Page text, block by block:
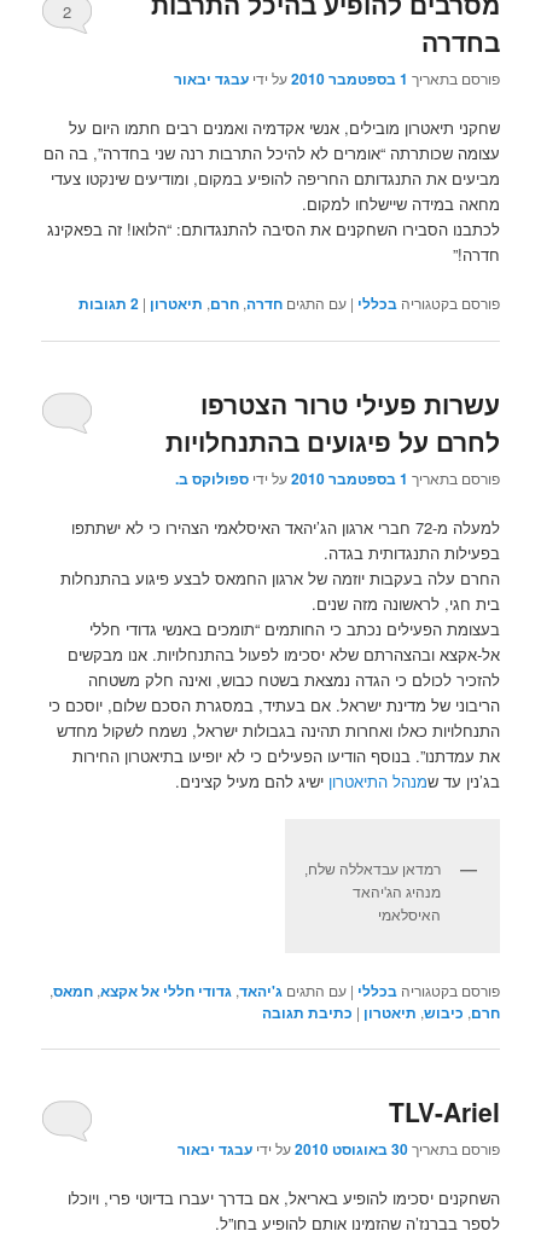
בחדרה
פורסם בתאריך 1 בספטמבר 2010 על ידיעבגד יבאור
2
שחקני תיאטרון מובילים, אנשי אקדמיה ואמנים רבים חתמו היום על
עצומה שכותרתה “אומרים לא להיכל התרבות רנה שני בחדרה”, בה הם
מביעים את התנגדותם החריפה להופיע במקום, ומודיעים שינקטו צעדי
מחאה במידה שיישלחו למקום.
לכתבנו הסבירו השחקנים את הסיבה להתנגדותם: “הלואו! זה בפאקינג
חדרה!”
פורסם בקטגוריה בכללי |עם התגים חדרה,חרם, תיאטרון |
2 תגובות
עשרות פעילי טרור הצטרפו
לחרם על פיגועים בהתנחלויות
פורסם בתאריך 1 בספטמבר 2010 על ידיספולוקס ב.
למעלה מ-72 חברי ארגון הג’יהאד האיסלאמי הצהירו כי לא ישתתפו
בפעילות התנגדותית בגדה.
החרם עלה בעקבות יוזמה של ארגון החמאס לבצע פיגוע בהתנחלות
בית חגי, לראשונה מזה שנים.
בעצומת הפעילים נכתב כי החותמים “תומכים באנשי גדודי חללי
אל-אקצא ובהצהרתם שלא יסכימו לפעול בהתנחלויות. אנו מבקשים
להזכיר לכולם כי הגדה נמצאת בשטח כבוש, ואינה חלק משטחה
הריבוני של מדינת ישראל. אם בעתיד, במסגרת הסכם שלום, יוסכם כי
התנחלויות כאלו ואחרות תהינה בגבולות ישראל, נשמח לשקול מחדש
את עמדתנו”. בנוסף הודיעו הפעילים כי לא יופיעו בתיאטרון החירות
בג’נין עד שמנהל התיאטרון ישיג להם מעיל קצינים.
רמדאן עבדאללה שלח,
מנהיג הג'יהאד
האיסלאמי
פורסם בקטגוריה בכללי |עם התגים ג'יהאד, גדודי חללי אל אקצא,חמאס,
חרם, כיבוש, תיאטרון | כתיבת תגובה
TLV-Ariel
פורסם בתאריך30 באוגוסט 2010 על ידיעבגד יבאור
השחקנים יסכימו להופיע באריאל, אם בדרך יעברו בדיוטי פרי, ויוכלו
לספר בברנז’ה שהזמינו אותם להופיע בחו”ל.